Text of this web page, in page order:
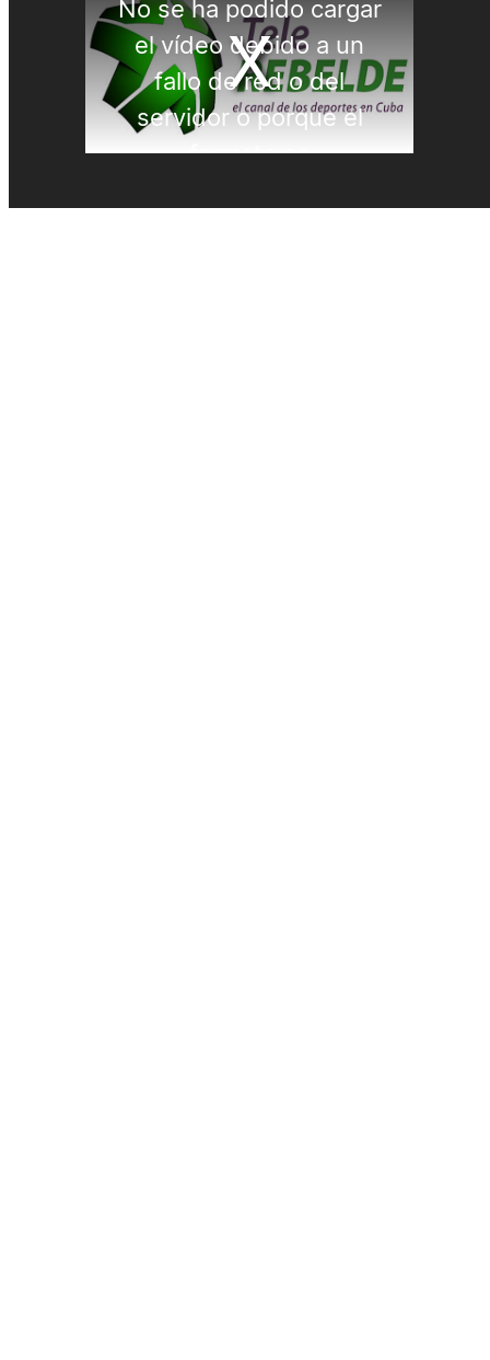
Pelota Vasca
Pentatlón
Pesas
Pesca Deportiva
Polo Acuático
PREMIOS LAUREUS
Tenis